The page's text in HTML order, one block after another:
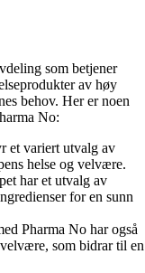
som betjener
av høy
behov. Her er noen
No:
et variert utvalg av
helse og velvære.
har et utvalg av
for en sunn
Pharma No har også
som bidrar til en